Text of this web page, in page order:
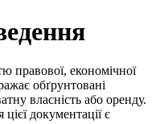
правової, економічної
обґрунтовані
власність або оренду.
документації є